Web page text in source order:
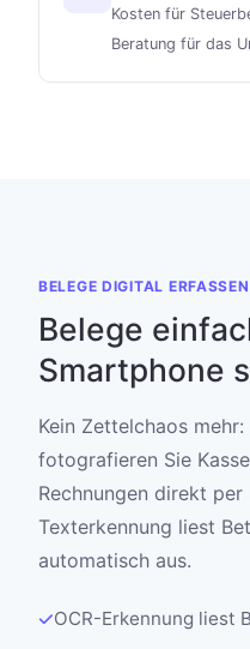
Kosten für
Beratung für das
BELEGE DIGITAL ERFASSEN
Belege
Smartphone
Kein Zettelchaos
fotografieren Sie
Rechnungen direkt
Texterkennung liest
automatisch aus.
OCR-Erkennung liest